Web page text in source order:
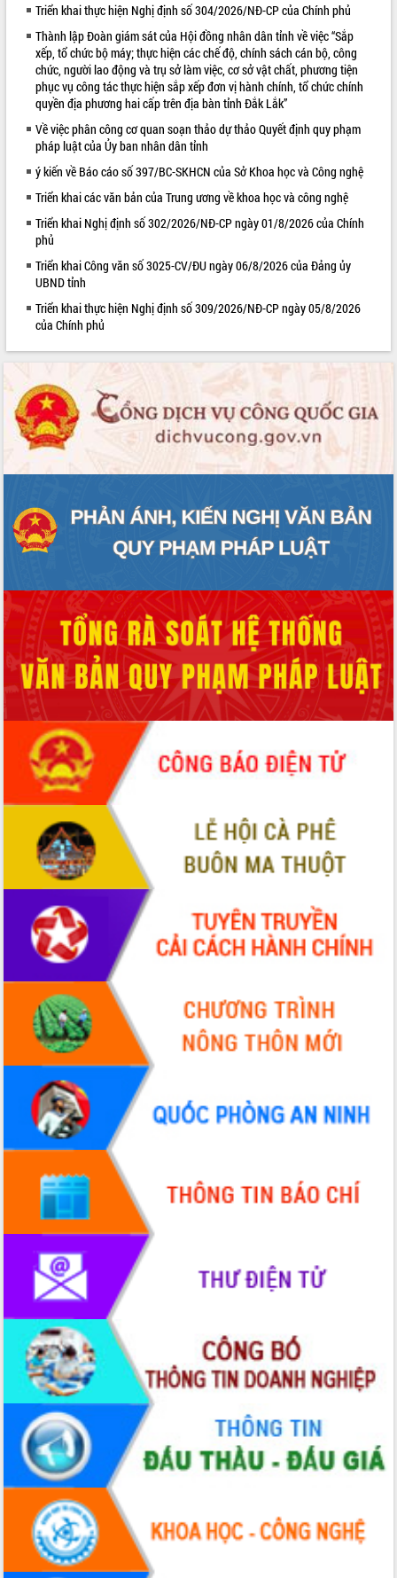
VIDEO
Loading the player...
Trailer Lễ hội Sầu riêng Đắk Lắk năm
2026
Khám bệnh, cấp phát thuốc miễn phí
và tặng quà người dân xã Cư Pui
Hội nghị UBND tỉnh Đắk Lắk thường kỳ
tháng 7/2026
Lễ truy tặng danh hiệu “Bà Mẹ Việt
Lao động
UBND tỉnh Đắk Lắk triển khai nhiệm
vụ 6 tháng cuối năm 2026
Kỳ họp thứ Hai, Hội đồng nhân dân
tỉnh khóa XI quyết nghị nhiều nội dung
quan trọng
Bí thư Tỉnh ủy Lương Nguyễn Minh
Triết thăm, tặng quà người có công với
cách mạng
Rà soát, hoàn thiện hệ thống thiết chế
văn hóa, thể thao đáp ứng yêu cầu
phát triển mới
Thường trực HĐND tỉnh Đắk Lắk gặp
Lễ truy điệu và an táng hài cốt liệt sĩ
tại Nghĩa trang Liệt sĩ xã Sơn Hòa
Bàn giải pháp tháo gỡ khó khăn trong
định EUDR
Thứ trưởng Bộ Nông nghiệp và Môi
trường Nguyễn Hoàng Hiệp khảo sát
vùng trồng và doanh nghiệp đóng gói
sầu riêng tại Đắk Lắk
Trình diễn nghệ thuật chế biến các
món ăn từ sầu riêng
Đắk Lắk công bố Quy hoạch và xúc
tiến đầu tư tỉnh
Ngành cá ngừ Đắk Lắk chủ động thích
ứng để giữ vững thị trường xuất khẩu
Diễn đàn Kinh tế tư nhân Việt Nam đột
phá cơ chế - Hợp tác công tư
Đề án 06 tạo bước ngoặt đột phá trong
cải cách hành chính tỉnh Đắk Lắk
Kết nối tour, đẩy mạnh chuyển đổi số
để phát triển du lịch Đắk Lắk
Khởi động Dự án Đầu tư xây dựng hạ
tầng kỹ thuật Cụm công nghiệp Tân
Gặp mặt các cơ quan báo chí nhân Kỷ
niệm 101 năm Ngày Báo chí Cách
mạng Việt Nam
Đắk Lắk sơ kết 4 năm triển khai thực
hiện Đề án 06 của Chính phủ
Họp báo thông tin về Hội nghị Công bố
Quy hoạch và Xúc tiến đầu tư tỉnh Đắk
Lắk
Khơi thông điểm nghẽn, đẩy nhanh
giải ngân vốn khắc phục thiên tai
HĐND tỉnh thông qua điều chỉnh Quy
hoạch tỉnh thời kỳ 2021-2030
Hội thảo góp ý hồ sơ điều chỉnh quy
hoạch tỉnh Đắk Lắk thời kỳ 2021-2030,
tầm nhìn đến năm 2050
Nâng cao hiệu quả hoạt động của các
doanh nghiệp nhà nước
Hội nghị triển khai kết nối mạng
truyền số liệu chuyên dùng phục vụ cơ
quan Đảng, Nhà nước
Lễ phát động chuỗi hoạt động chung
tay làm sạch môi trường
Xã Ea Kar bước chuyển mình trong
công tác cải cách hành chính mô hình
mới
UBND tỉnh họp báo định kỳ tháng 4
năm 2026
Hội thảo khoa học “Giải pháp thúc đẩy
phát triển nền kinh tế xanh tại tỉnh
Đắk Lắk”
LIÊN KẾT WEB
Triển khai thực hiện Nghị định số 304/2026/NĐ-CP của Chính phủ
Thành lập Đoàn giám sát của Hội đồng nhân dân tỉnh về việc “Sắp
xếp, tổ chức bộ máy; thực hiện các chế độ, chính sách cán bộ, công
chức, người lao động và trụ sở làm việc, cơ sở vật chất, phương tiện
phục vụ công tác thực hiện sắp xếp đơn vị hành chính, tổ chức chính
quyền địa phương hai cấp trên địa bàn tỉnh Đắk Lắk”
Về việc phân công cơ quan soạn thảo dự thảo Quyết định quy phạm
pháp luật của Ủy ban nhân dân tỉnh
ý kiến về Báo cáo số 397/BC-SKHCN của Sở Khoa học và Công nghệ
Triển khai các văn bản của Trung ương về khoa học và công nghệ
Triển khai Nghị định số 302/2026/NĐ-CP ngày 01/8/2026 của Chính
phủ
Triển khai Công văn số 3025-CV/ĐU ngày 06/8/2026 của Đảng ủy
UBND tỉnh
Triển khai thực hiện Nghị định số 309/2026/NĐ-CP ngày 05/8/2026
của Chính phủ